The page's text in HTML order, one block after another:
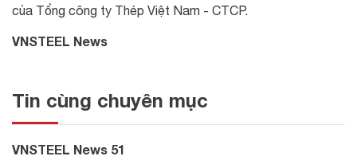
của Tổng công ty Thép Việt Nam - CTCP.
VNSTEEL News
Tin cùng chuyên mục
VNSTEEL News 51